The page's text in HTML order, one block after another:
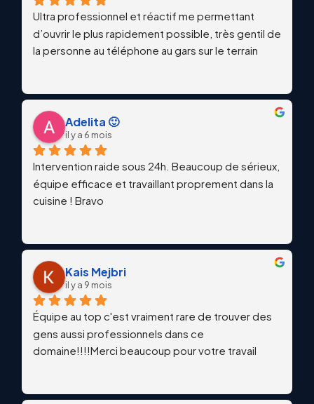
Ultra professionnel et réactif me permettant
d’ouvrir le plus rapidement possible, très gentil de
la personne au téléphone au gars sur le terrain
Adelita 🙂
il y a 6 mois
Intervention raide sous 24h. Beaucoup de sérieux,
équipe efficace et travaillant proprement dans la
cuisine ! Bravo
Kais Mejbri
il y a 9 mois
Équipe au top c'est vraiment rare de trouver des
gens aussi professionnels dans ce
domaine!!!!Merci beaucoup pour votre travail